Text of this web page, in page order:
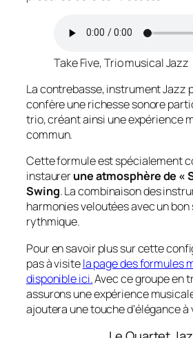
Take Five, Trio musical Jazz
La contrebasse, instrument Jazz
confère une richesse sonore
trio, créant ainsi une expérience
commun.
Cette formule est spécialement
instaurerune atmosphère de «
Swing. La combinaison des
harmonies veloutées avec un
rythmique.
Pour en savoir plus sur cette
pas à visitela page des formules
disponible ici.Avec ce groupe en
assurons une expérience
ajoutera une touche d’élégance